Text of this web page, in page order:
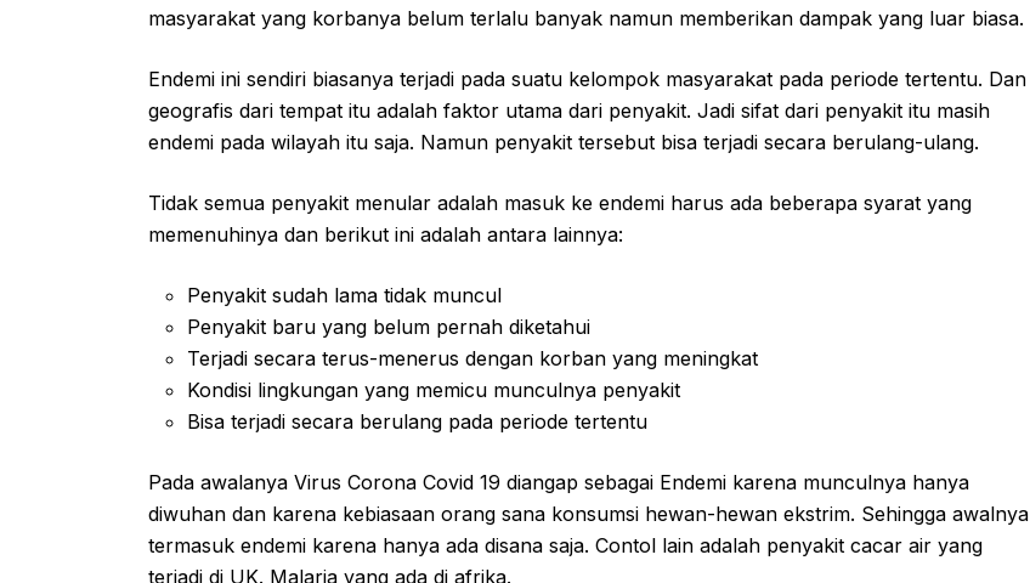
masyarakat yang korbanya belum terlalu banyak namun memberikan dampak yang luar biasa.
Endemi ini sendiri biasanya terjadi pada suatu kelompok masyarakat pada periode tertentu. Dan
geografis dari tempat itu adalah faktor utama dari penyakit. Jadi sifat dari penyakit itu masih
endemi pada wilayah itu saja. Namun penyakit tersebut bisa terjadi secara berulang-ulang.
Tidak semua penyakit menular adalah masuk ke endemi harus ada beberapa syarat yang
memenuhinya dan berikut ini adalah antara lainnya:
Penyakit sudah lama tidak muncul
Penyakit baru yang belum pernah diketahui
Terjadi secara terus-menerus dengan korban yang meningkat
Kondisi lingkungan yang memicu munculnya penyakit
Bisa terjadi secara berulang pada periode tertentu
Pada awalanya Virus Corona Covid 19 diangap sebagai Endemi karena munculnya hanya
diwuhan dan karena kebiasaan orang sana konsumsi hewan-hewan ekstrim. Sehingga awalnya
termasuk endemi karena hanya ada disana saja. Contol lain adalah penyakit cacar air yang
terjadi di UK. Malaria yang ada di afrika.